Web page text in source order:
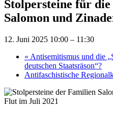
Stolpersteine für
Salomon und
12. Juni 2025 10:00 – 11:30
« Antisemitismus und die
deutschen Staatsräson“?
Antifaschistische